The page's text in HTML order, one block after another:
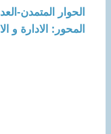
الحوار المتمدن-العدد: 4645 - 2014 / 11 / 27 -
المحور: الادارة و